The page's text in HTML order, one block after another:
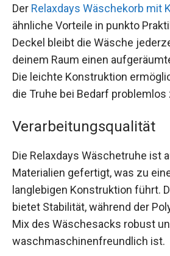
Der Relaxdays Wäschekorb mit
ähnliche Vorteile in punkto
Deckel bleibt die Wäsche
deinem Raum einen
Die leichte Konstruktion
die Truhe bei Bedarf problemlos
Verarbeitungsqualität
Die Relaxdays Wäschetruhe ist
Materialien gefertigt, was zu
langlebigen Konstruktion führt.
bietet Stabilität, während der
Mix des Wäschesacks robust
waschmaschinenfreundlich ist.